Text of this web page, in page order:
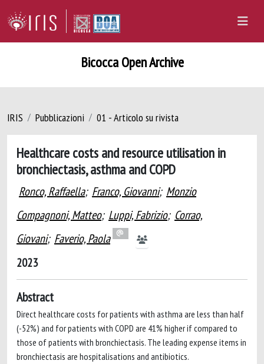
Bicocca Open Archive
IRIS Pubblicazioni 01 - Articolo su rivista
Healthcare costs and resource utilisation in
bronchiectasis, asthma and COPD
Ronco, Raffaella; Franco, Giovanni; Monzio
Compagnoni, Matteo; Luppi, Fabrizio; Corrao,
Giovani; Faverio, Paola
2023
Abstract
Direct healthcare costs for patients with asthma are less than half
(-52%) and for patients with COPD are 41% higher if compared to
those of patients with bronchiectasis. The leading expense items in
bronchiectasis are hospitalisations and antibiotics.